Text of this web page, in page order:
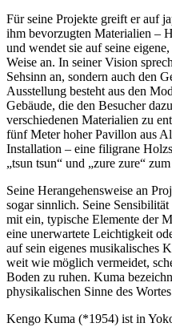
Für seine Projekte greift er auf
ihm bevorzugten Materialien –
und wendet sie auf seine
Weise an. In seiner Vision
Sehsinn an, sondern auch den
Ausstellung besteht aus den
Gebäude, die den Besucher
verschiedenen Materialien zu
fünf Meter hoher Pavillon aus
Installation – eine filigrane
„tsun tsun“ und „zure zure“
Seine Herangehensweise an
sogar sinnlich. Seine
mit ein, typische Elemente der
eine unerwartete Leichtigkeit
auf sein eigenes musikalisches
weit wie möglich vermeidet,
Boden zu ruhen. Kuma
physikalischen Sinne des
Kengo Kuma (*1954) ist in